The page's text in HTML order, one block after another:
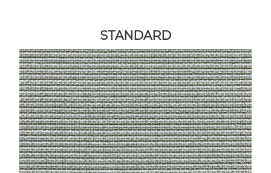
STANDARD